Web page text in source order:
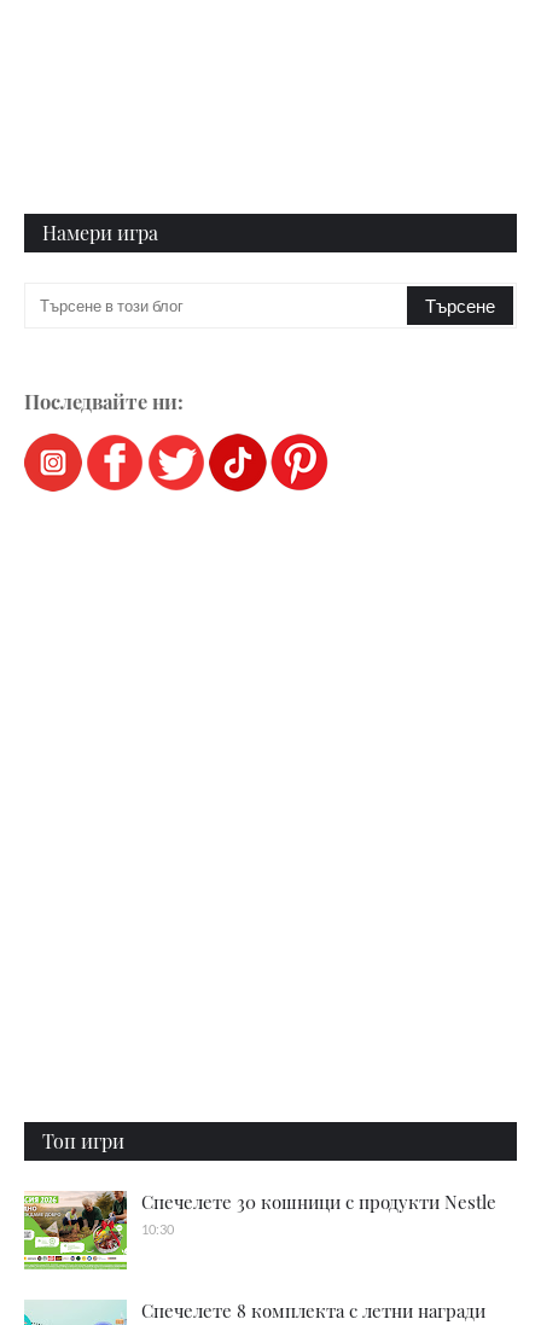
Намери игра
Последвайте ни:
Топ игри
Спечелете 30 кошници с продукти Nestle
10:30
Спечелете 8 комплекта с летни награди